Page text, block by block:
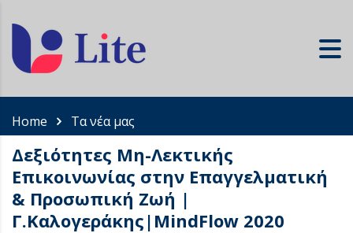
Home Τα νέα μας
Δεξιότητες Μη-Λεκτικής
Επικοινωνίας στην Επαγγελματική
& Προσωπική Ζωή |
Γ.Καλογεράκης|MindFlow 2020